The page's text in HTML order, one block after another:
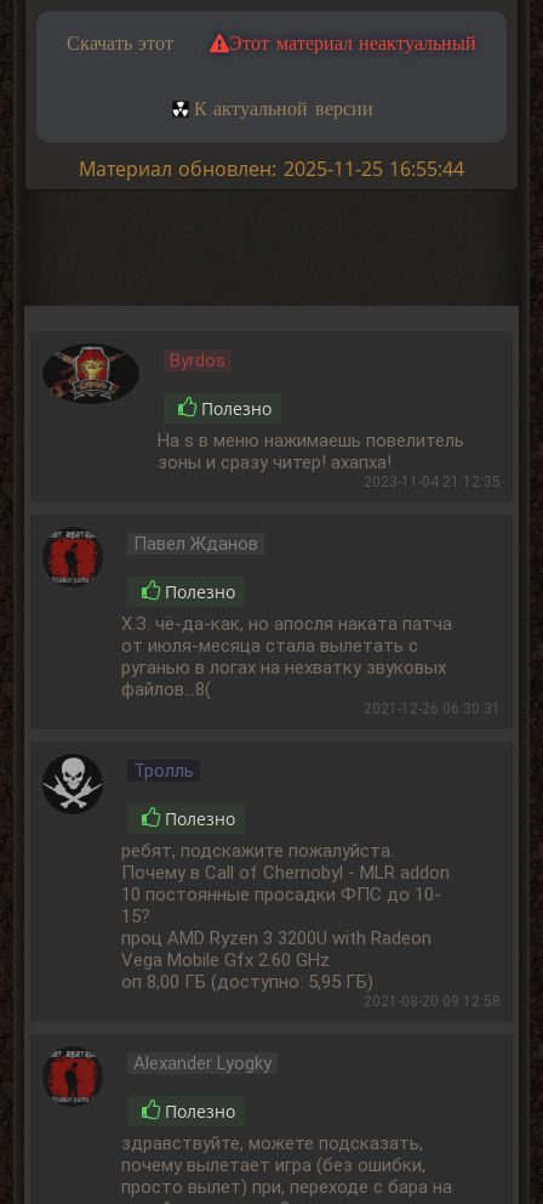
Скачать этот Этот материал неактуальный
К актуальной версии
Материал обновлен: 2025-11-25 16:55:44
Byrdos
Полезно
На s в меню нажимаешь повелитель
зоны и сразу читер! ахапха!
2023-11-04 21:12:35
Павел Жданов
Полезно
Х.З. чё-да-как, но апосля наката патча
от июля-месяца стала вылетать с
руганью в логах на нехватку звуковых
файлов...8(
2021-12-26 06:30:31
Тролль
Полезно
ребят, подскажите пожалуйста.
Почему в Call of Chernobyl - MLR addon
10 постоянные просадки ФПС до 10-
15?
проц AMD Ryzen 3 3200U with Radeon
Vega Mobile Gfx 2.60 GHz
оп 8,00 ГБ (доступно: 5,95 ГБ)
2021-08-20 09:12:58
Alexander Lyogky
Полезно
здравствуйте, можете подсказать,
почему вылетает игра (без ошибки,
просто вылет) при, переходе с бара на